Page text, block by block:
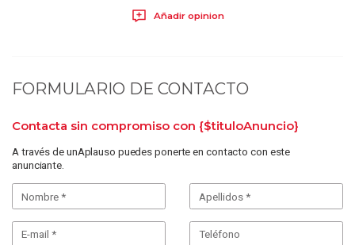
Añadir opinion
FORMULARIO DE CONTACTO
Contacta sin compromiso con {$tituloAnuncio}
A través de unAplauso puedes ponerte en contacto con este
anunciante.